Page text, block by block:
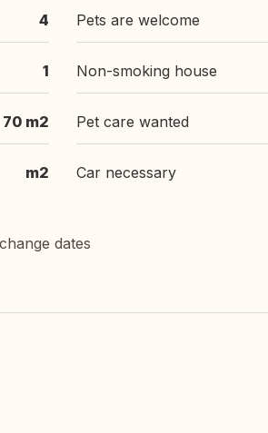
4
1
70 m2
m2
Pets are welcome
Non-smoking house
Pet care wanted
Car necessary
dates